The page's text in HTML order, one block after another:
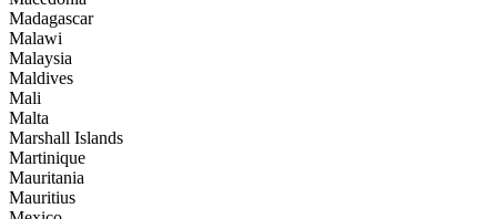
Madagascar
Malawi
Malaysia
Maldives
Mali
Malta
Marshall Islands
Martinique
Mauritania
Mauritius